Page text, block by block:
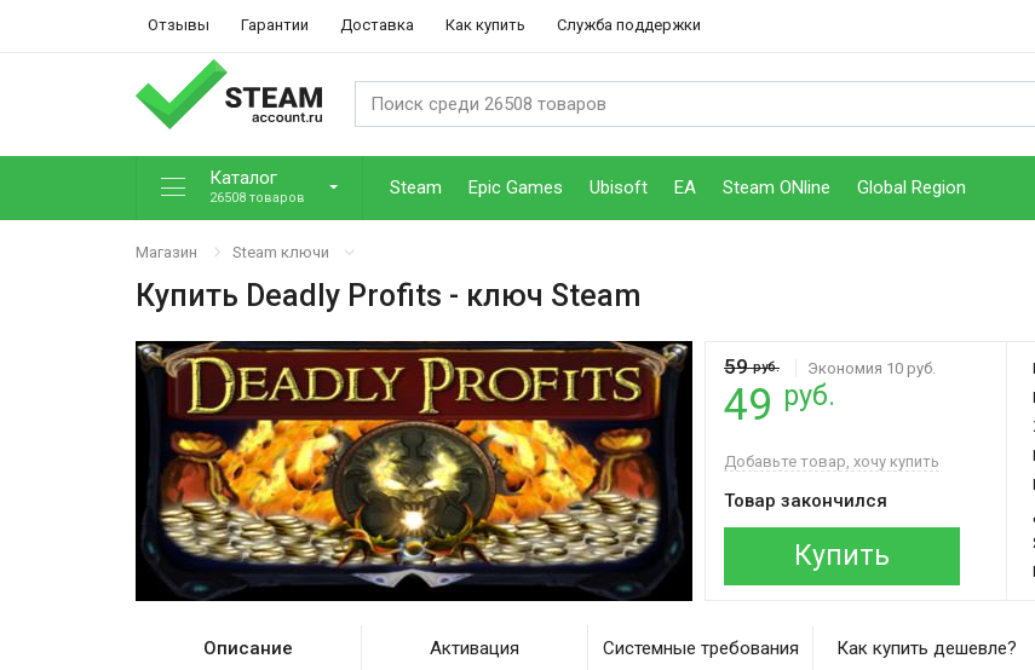
Отзывы Гарантии Доставка Как купить Служба поддержки
Каталог
26508 товаров Steam Epic Games Ubisoft EA Steam ONline Global Region
Магазин Steam ключи
Купить Deadly Profits - ключ Steam
59руб. Экономия 10 руб.
49 руб.
Добавьте товар, хочу купить
Товар закончился
Купить
Описание Активация Системные требования Как купить дешевле?